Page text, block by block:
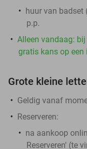
huur van badset
p.p.
Alleen vandaag:
gratis kans op een
Grote kleine
Geldig vanaf
Reserveren:
na aankoop
Reserveren' (te